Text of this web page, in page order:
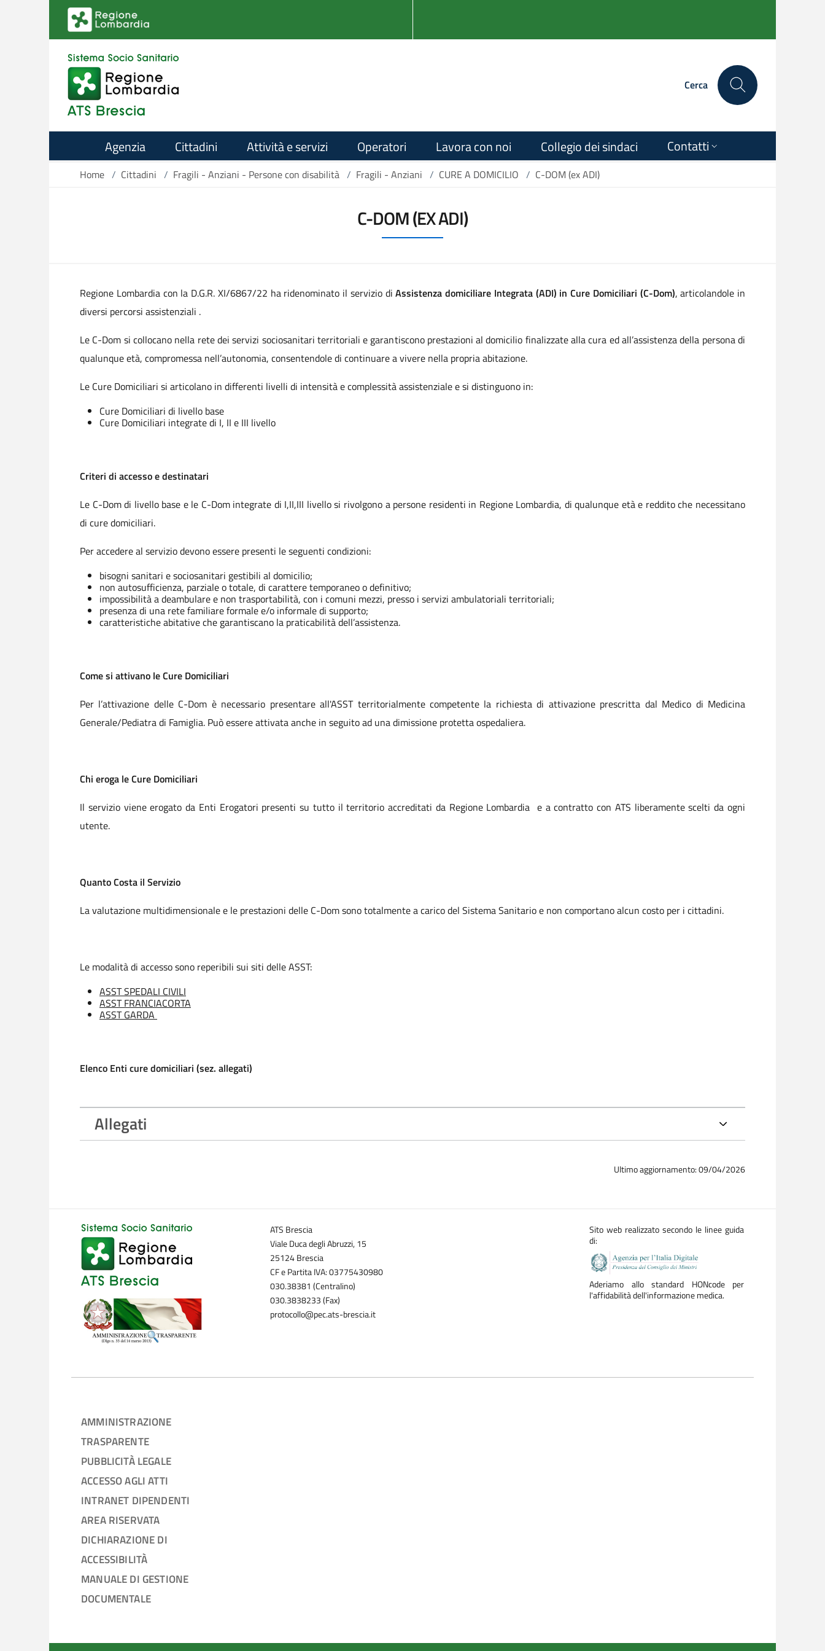
Salta al contenuto principale
Cerca
Agenzia Cittadini Attività e servizi Operatori Lavora con noi Collegio dei sindaci Contatti
Home / Cittadini / Fragili - Anziani - Persone con disabilità / Fragili - Anziani / CURE A DOMICILIO / C-DOM (ex ADI)
C-DOM (EX ADI)
Regione Lombardia con la D.G.R. XI/6867/22 ha ridenominato il servizio diAssistenza domiciliare Integrata (ADI) in Cure Domiciliari (C-Dom), articolandole in
diversi percorsi assistenziali .
Le C-Dom si collocano nella rete dei servizi sociosanitari territoriali e garantiscono prestazioni al domicilio finalizzate alla cura ed all’assistenza della persona di
qualunque età, compromessa nell’autonomia, consentendole di continuare a vivere nella propria abitazione.
Le Cure Domiciliari si articolano in differenti livelli di intensità e complessità assistenziale e si distinguono in:
Cure Domiciliari di livello base
Cure Domiciliari integrate di I, II e III livello
Criteri di accesso e destinatari
Le C-Dom di livello base e le C-Dom integrate di I,II,III livello si rivolgono a persone residenti in Regione Lombardia, di qualunque età e reddito che necessitano
di cure domiciliari.
Per accedere al servizio devono essere presenti le seguenti condizioni:
bisogni sanitari e sociosanitari gestibili al domicilio;
non autosufficienza, parziale o totale, di carattere temporaneo o definitivo;
impossibilità a deambulare e non trasportabilità, con i comuni mezzi, presso i servizi ambulatoriali territoriali;
presenza di una rete familiare formale e/o informale di supporto;
caratteristiche abitative che garantiscano la praticabilità dell’assistenza.
Come si attivano le Cure Domiciliari
Per l’attivazione delle C-Dom è necessario presentare all'ASST territorialmente competente la richiesta di attivazione prescritta dal Medico di Medicina
Generale/Pediatra di Famiglia. Può essere attivata anche in seguito ad una dimissione protetta ospedaliera.
Chi eroga le Cure Domiciliari
Il servizio viene erogato da Enti Erogatori presenti su tutto il territorio accreditati da Regione Lombardia e a contratto con ATS liberamente scelti da ogni
utente.
Quanto Costa il Servizio
La valutazione multidimensionale e le prestazioni delle C-Dom sono totalmente a carico del Sistema Sanitario e non comportano alcun costo per i cittadini.
Le modalità di accesso sono reperibili sui siti delle ASST:
ASST SPEDALI CIVILI
ASST FRANCIACORTA
ASST GARDA
Elenco Enti cure domiciliari (sez. allegati)
Allegati
Ultimo aggiornamento: 09/04/2026
ATS Brescia
Viale Duca degli Abruzzi, 15
25124 Brescia
CF e Partita IVA: 03775430980
030.38381 (Centralino)
030.3838233 (Fax)
protocollo@pec.ats-brescia.it
Sito web realizzato secondo le linee guida
di:
Aderiamo allo standard HONcode per
l'affidabilità dell'informazione medica.
AMMINISTRAZIONE
TRASPARENTE
PUBBLICITÀ LEGALE
ACCESSO AGLI ATTI
INTRANET DIPENDENTI
AREA RISERVATA
DICHIARAZIONE DI
ACCESSIBILITÀ
MANUALE DI GESTIONE
DOCUMENTALE